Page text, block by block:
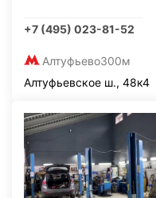
+7 (495) 023-81-52
Алтуфьево300м
Алтуфьевское ш., 48к4